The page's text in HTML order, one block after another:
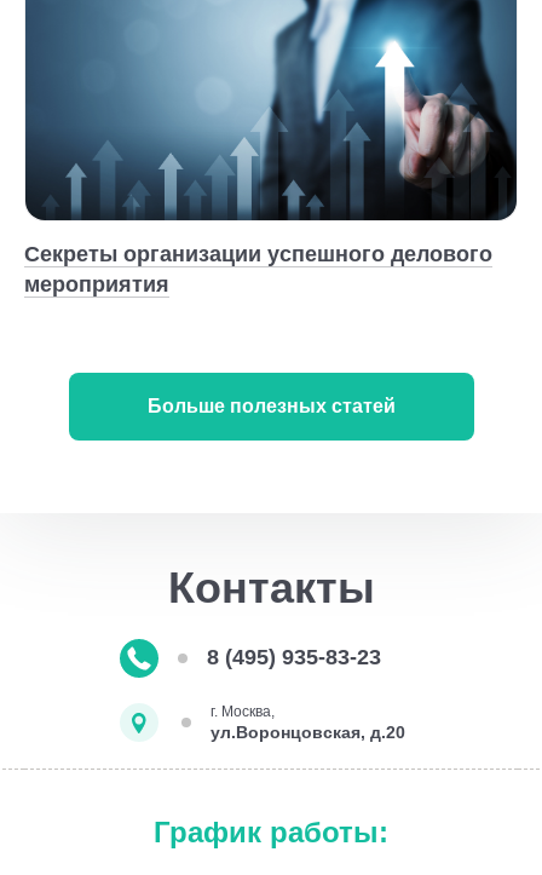
Секреты организации успешного делового
мероприятия
Больше полезных статей
Контакты
8 (495) 935-83-23
г. Москва,
ул.Воронцовская, д.20
График работы: